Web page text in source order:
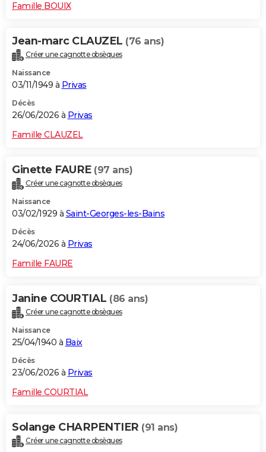
Famille BOUIX
Jean-marc CLAUZEL (76 ans)
Créer une cagnotte obsèques
Naissance
03/11/1949 à Privas
Décès
26/06/2026 à Privas
Famille CLAUZEL
Ginette FAURE (97 ans)
Créer une cagnotte obsèques
Naissance
03/02/1929 à Saint-Georges-les-Bains
Décès
24/06/2026 à Privas
Famille FAURE
Janine COURTIAL (86 ans)
Créer une cagnotte obsèques
Naissance
25/04/1940 à Baix
Décès
23/06/2026 à Privas
Famille COURTIAL
Solange CHARPENTIER (91 ans)
Créer une cagnotte obsèques